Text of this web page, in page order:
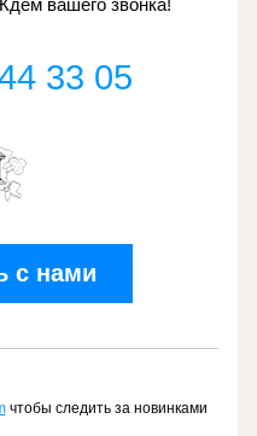
вашего звонка!
33 05
с нами
чтобы следить за новинками